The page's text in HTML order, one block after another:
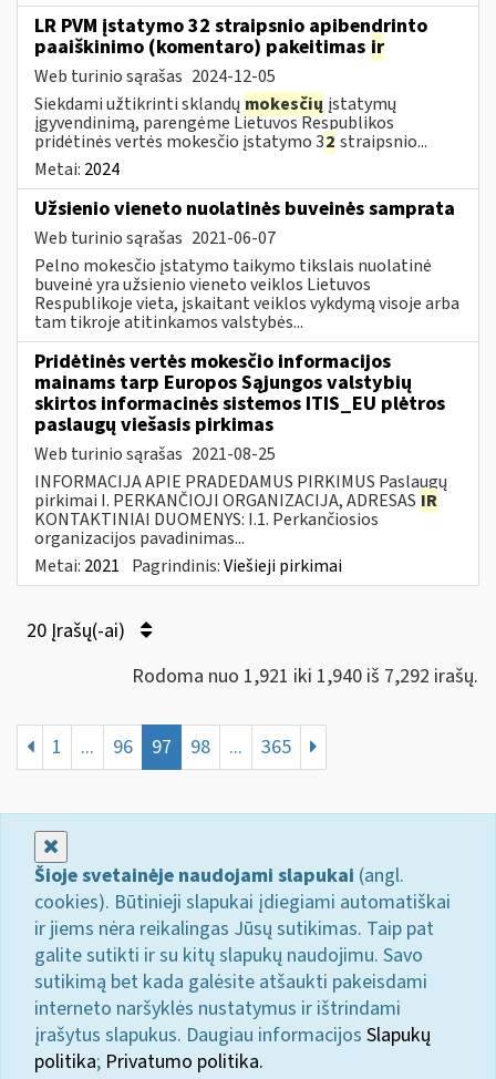
LR PVM įstatymo 32 straipsnio apibendrinto
paaiškinimo (komentaro) pakeitimas ir
Web turinio sąrašas 2024-12-05
Siekdami užtikrinti sklandų mokesčių įstatymų
įgyvendinimą, parengėme Lietuvos Respublikos
pridėtinės vertės mokesčio įstatymo 32 straipsnio...
Metai: 2024
Užsienio vieneto nuolatinės buveinės samprata
Web turinio sąrašas 2021-06-07
Pelno mokesčio įstatymo taikymo tikslais nuolatinė
buveinė yra užsienio vieneto veiklos Lietuvos
Respublikoje vieta, įskaitant veiklos vykdymą visoje arba
tam tikroje atitinkamos valstybės...
Pridėtinės vertės mokesčio informacijos
mainams tarp Europos Sąjungos valstybių
skirtos informacinės sistemos ITIS_EU plėtros
paslaugų viešasis pirkimas
Web turinio sąrašas 2021-08-25
INFORMACIJA APIE PRADEDAMUS PIRKIMUS Paslaugų
pirkimai I. PERKANČIOJI ORGANIZACIJA, ADRESAS IR
KONTAKTINIAI DUOMENYS: I.1. Perkančiosios
organizacijos pavadinimas...
Metai: 2021 Pagrindinis:Viešieji pirkimai
20 Įrašų(-ai)
Rodoma nuo 1,921 iki 1,940 iš 7,292 irašų.
1 ... 96 97 98 ... 365
Šioje svetainėje naudojami slapukai (angl.
cookies). Būtinieji slapukai įdiegiami automatiškai
ir jiems nėra reikalingas Jūsų sutikimas. Taip pat
galite sutikti ir su kitų slapukų naudojimu. Savo
sutikimą bet kada galėsite atšaukti pakeisdami
interneto naršyklės nustatymus ir ištrindami
įrašytus slapukus. Daugiau informacijos Slapukų
politika; Privatumo politika.